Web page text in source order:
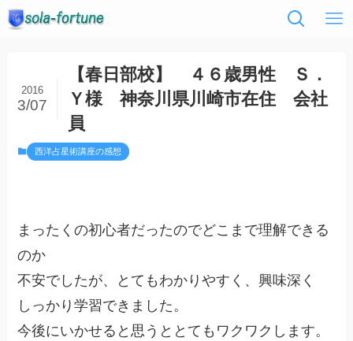
【春日部校】 ４６歳男性 Ｓ．
Ｙ様 神奈川県川崎市在住 会社
員
2016
3/07
西洋占星術講座の感想
まったくの初心者だったのでどこまで理解できる
のか
不安でしたが、とてもわかりやすく、興味深く
しっかり学習できました。
今後にいかせると思うととてもワクワクします。